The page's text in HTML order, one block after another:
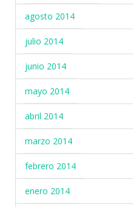
agosto 2014
julio 2014
junio 2014
mayo 2014
abril 2014
marzo 2014
febrero 2014
enero 2014